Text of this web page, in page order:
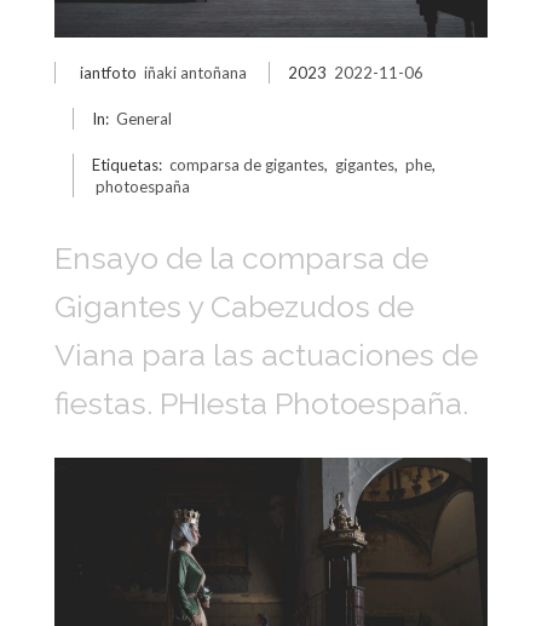
iantfoto iñaki antoñana 2023 2022-11-06
In: General
Etiquetas: comparsa de gigantes, gigantes, phe,
photoespaña
Ensayo de la comparsa de
Gigantes y Cabezudos de
Viana para las actuaciones de
fiestas. PHIesta Photoespaña.